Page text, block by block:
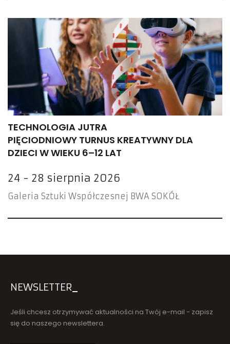
TECHNOLOGIA JUTRA
PIĘCIODNIOWY TURNUS KREATYWNY DLA
DZIECI W WIEKU 6–12 LAT
24 - 28 sierpnia 2026
Galeria Sztuki Współczesnej BWA SOKÓŁ
NEWSLETTER
Jeśli chcesz otrzymywać aktualności na Twój e-mail - zapisz
się do naszego newslettera.